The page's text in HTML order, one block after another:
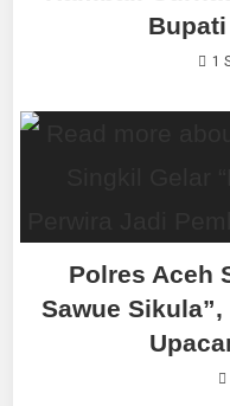
1
Polres Aceh
Sawue